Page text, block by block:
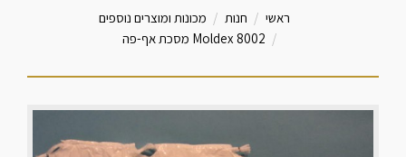
ראשי חנות
מכונות ומוצרים נוספים
Moldex 8002 מסכת אף-פה